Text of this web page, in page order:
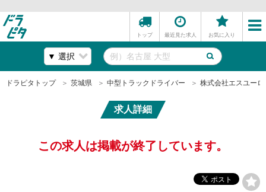
トップ 最近見た求人 お気に入り
ドラピタトップ 茨城県 中型トラックドライバー 株式会社エスユーロ
求人詳細
この求人は掲載が終了しています。